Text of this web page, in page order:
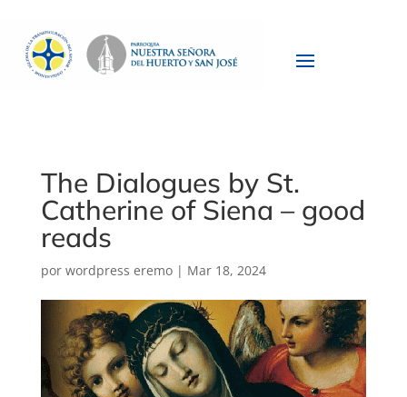
The Dialogues by St.
Catherine of Siena – good
reads
por wordpress eremo| Mar 18, 2024